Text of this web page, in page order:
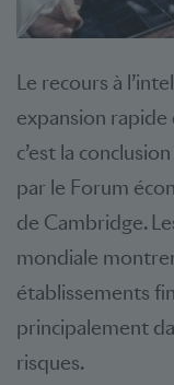
Le recours à
expansion rapide
c’est la conclusion
par le Forum
de Cambridge.
mondiale
établissements
principalement
risques.